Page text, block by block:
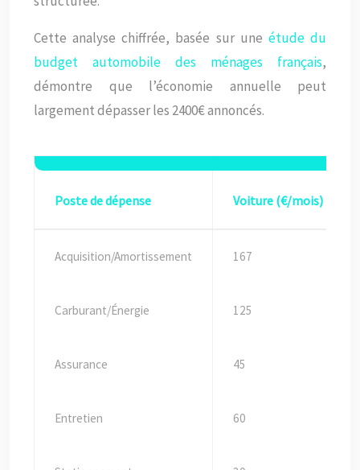
Cette analyse chiffrée, basée sur une étude du
budget automobile des ménages français,
démontre que l’économie annuelle peut
largement dépasser les 2400€ annoncés.
Poste de dépense Voiture (€/mois)
Acquisition/Amortissement 167
Carburant/Énergie 125
Assurance 45
Entretien 60